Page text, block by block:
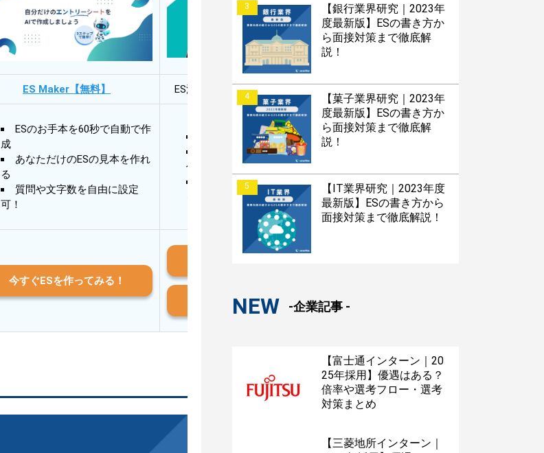
ES Maker【無料】 ES添削・面接対策アプリ【無料】
ESのお手本を60秒で自動で作
成
あなただけのESの見本を作れ
る
質問や文字数を自由に設定
可！
30秒以内にあなたのESを添削
30秒以内にあなただけのESを
作成
AIと対話して面接練習ができ
今すぐESを作ってみる！
Android版はこちら
3
【銀行業界研究｜2023年
度最新版】ESの書き方か
ら面接対策まで徹底解
説！
4
【菓子業界研究｜2023年
度最新版】ESの書き方か
ら面接対策まで徹底解
説！
5
【IT業界研究｜2023年度
最新版】ESの書き方から
面接対策まで徹底解説！
NEW -企業記事 -
【富士通インターン｜20
25年採用】優遇はある？
倍率や選考フロー・選考
対策まとめ
【三菱地所インターン｜